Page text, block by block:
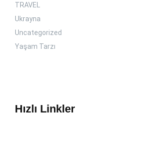
TRAVEL
Ukrayna
Uncategorized
Yaşam Tarzı
Hızlı Linkler